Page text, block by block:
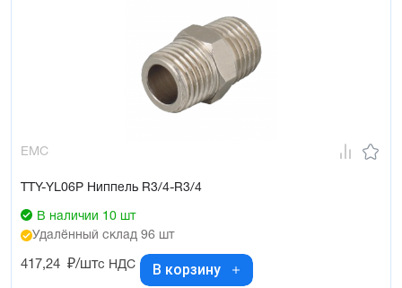
EMC
TTY-YL06P Ниппель R3/4-R3/4
В наличии 10 шт
Удалённый склад 96 шт
417,24 ₽/штс НДС В корзину